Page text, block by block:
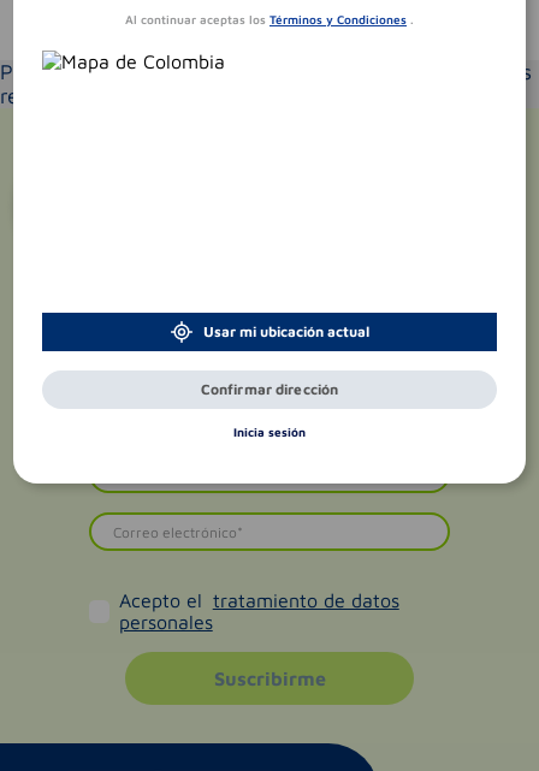
Te puede interesar
Por favor selecciona tu ubicación y verás los productos
recomendados según la cobertura de entrega
Acepto el tratamiento de datos
personales
Suscribirme
Al continuar aceptas los Términos y Condiciones .
Usar mi ubicación actual
Confirmar dirección
Inicia sesión